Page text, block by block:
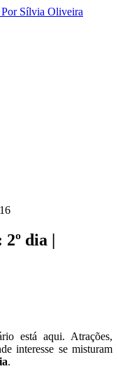
dia |
está aqui. Atrações,
interesse se misturam
.